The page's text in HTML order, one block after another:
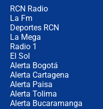
RCN Radio
La Fm
Deportes RCN
La Mega
Radio 1
El Sol
Alerta Bogotá
Alerta Cartagena
Alerta Paisa
Alerta Tolima
Alerta Bucaramanga